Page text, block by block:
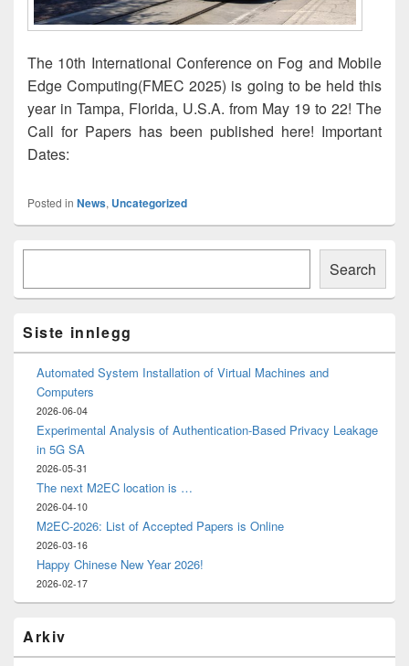
The 10th International Conference on Fog and Mobile
Edge Computing(FMEC 2025) is going to be held this
year in Tampa, Florida, U.S.A. from May 19 to 22! The
Call for Papers has been published here! Important
Dates:
Posted in News, Uncategorized
Primary
Area
Search
Siste innlegg
Automated System Installation of Virtual Machines and
Computers
2026-06-04
Experimental Analysis of Authentication-Based Privacy Leakage
in 5G SA
2026-05-31
The next M2EC location is …
2026-04-10
M2EC-2026: List of Accepted Papers is Online
2026-03-16
Happy Chinese New Year 2026!
2026-02-17
Arkiv